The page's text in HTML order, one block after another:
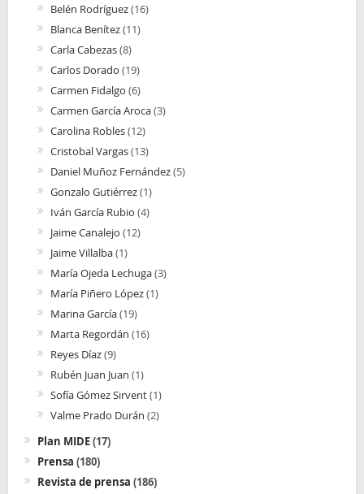
Belén Rodríguez(16)
Blanca Benítez(11)
Carla Cabezas(8)
Carlos Dorado (19)
Carmen Fidalgo (6)
Carmen García Aroca(3)
Carolina Robles(12)
Cristobal Vargas(13)
Daniel Muñoz Fernández(5)
Gonzalo Gutiérrez(1)
Iván García Rubio (4)
Jaime Canalejo (12)
Jaime Villalba(1)
María Ojeda Lechuga(3)
María Piñero López(1)
Marina García(19)
Marta Regordán (16)
Reyes Díaz(9)
Rubén Juan Juan (1)
Sofía Gómez Sirvent(1)
Valme Prado Durán (2)
Plan MIDE(17)
Prensa (180)
Revista de prensa (186)